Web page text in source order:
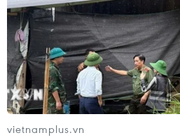
vietnamplus.vn